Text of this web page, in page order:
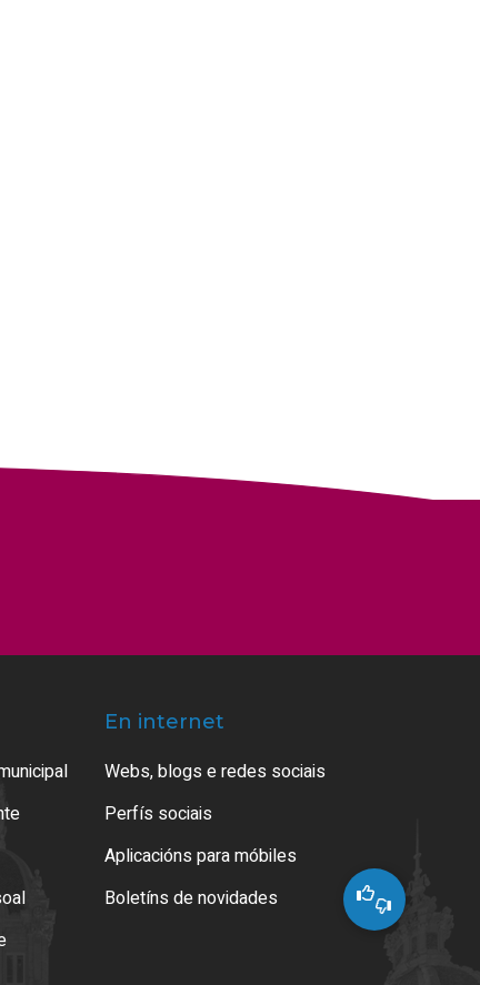
En internet
Webs, blogs e redes sociais
Perfís sociais
Aplicacións para móbiles
Boletíns de novidades